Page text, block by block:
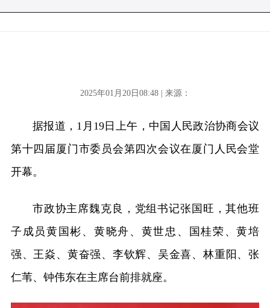
2025年01月20日08:48 | 来源：
据报道，1月19日上午，中国人民政治协商会议
第十四届厦门市委员会第四次会议在厦门人民会堂
开幕。
市政协主席魏克良，党组书记张国旺，其他班
子成员黄国彬、黄晓舟、黄世忠、国桂荣、黄培
强、王焱、黄奋强、李钦辉、吴金喜、林重阳、张
仁苇、钟伟东在主席台前排就座。